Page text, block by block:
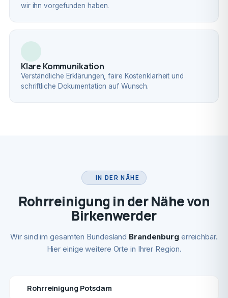
wir ihn vorgefunden haben.
Klare Kommunikation
Verständliche Erklärungen, faire Kostenklarheit und
schriftliche Dokumentation auf Wunsch.
IN DER NÄHE
Rohrreinigung in der Nähe von
Birkenwerder
Wir sind im gesamten Bundesland Brandenburg erreichbar.
Hier einige weitere Orte in Ihrer Region.
Rohrreinigung Potsdam